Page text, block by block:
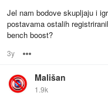
Jel nam bodove skupljaju i
postavama ostalih
bench boost?
3y
Mališan
1.9k